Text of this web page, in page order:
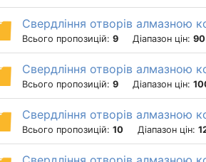
Свердління отворів алмазною
Всього пропозицій: 9 Діапазон цін:
Свердління отворів алмазною
Всього пропозицій: 9 Діапазон цін:
Свердління отворів алмазною
Всього пропозицій: 10 Діапазон цін: